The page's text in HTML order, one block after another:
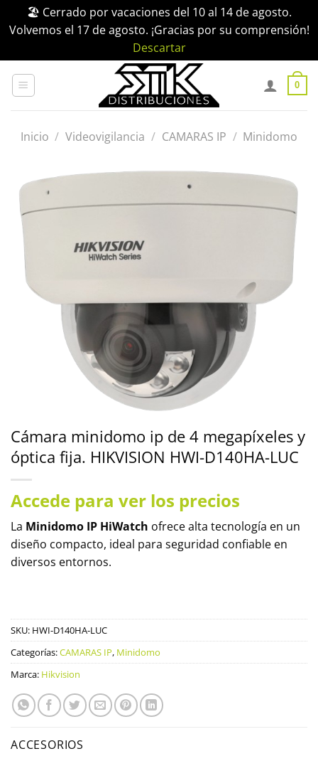
🏖️ Cerrado por vacaciones del 10 al 14 de agosto.
Volvemos el 17 de agosto. ¡Gracias por su comprensión!
Descartar
0
Inicio / Videovigilancia / CAMARAS IP / Minidomo
Cámara minidomo ip de 4 megapíxeles y
óptica fija. HIKVISION HWI-D140HA-LUC
Accede para ver los precios
La Minidomo IP HiWatch ofrece alta tecnología en un
diseño compacto, ideal para seguridad confiable en
diversos entornos.
SKU: HWI-D140HA-LUC
Categorías:CAMARAS IP, Minidomo
Marca: Hikvision
ACCESORIOS